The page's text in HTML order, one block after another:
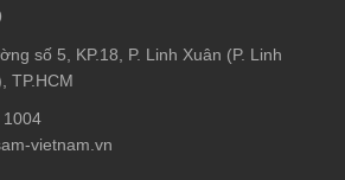
số 5, KP.18, P. Linh Xuân (P. Linh
TP.HCM
1004
vietnam.vn